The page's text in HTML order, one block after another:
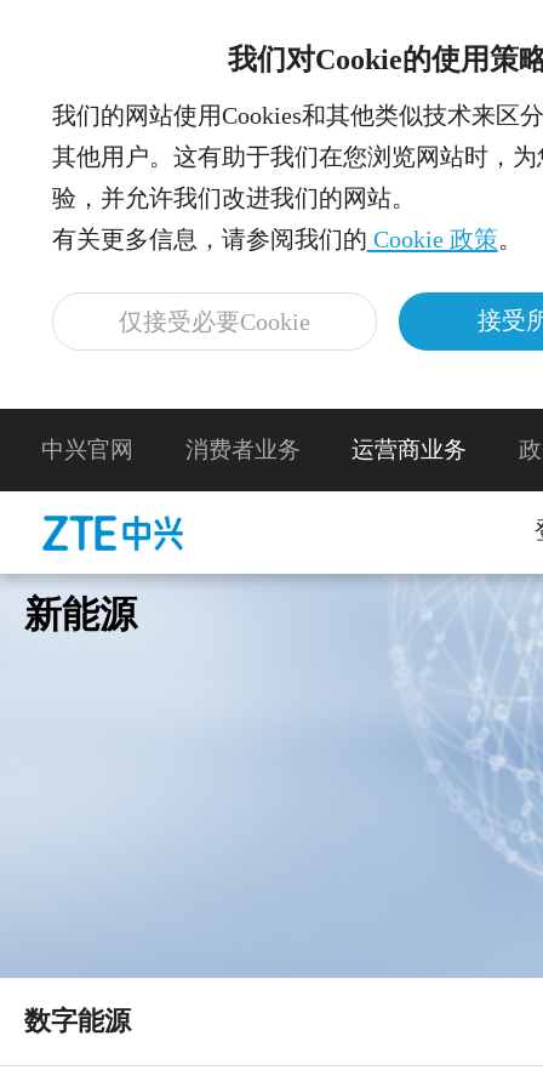
我们对Cookie的使用策
我们的网站使用Cookies和其他类似技术来区
其他用户。这有助于我们在您浏览网站时，
验，并允许我们改进我们的网站。
有关更多信息，请参阅我们的 Cookie 政策。
仅接受必要Cookie 接受
中兴官网 消费者业务 运营商业务
新能源
数字能源